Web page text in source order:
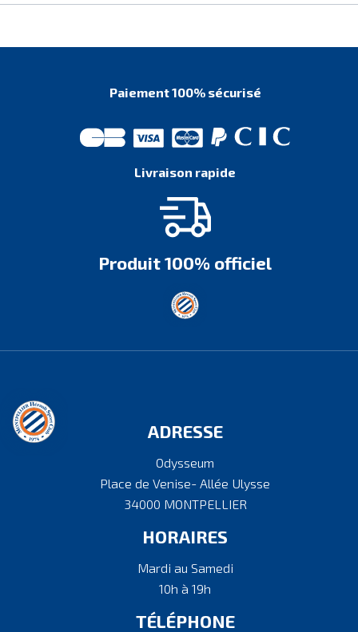
Paiement 100% sécurisé
Livraison rapide
Produit 100% officiel
ADRESSE
Odysseum
Place de Venise- Allée Ulysse
34000 MONTPELLIER
HORAIRES
Mardi au Samedi
10h à 19h
TÉLÉPHONE